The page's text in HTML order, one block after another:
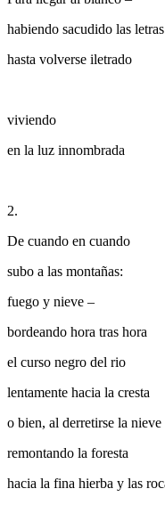
habiendo sacudido las letras
hasta volverse iletrado
viviendo
en la luz innombrada
2.
De cuando en cuando
subo a las montañas:
fuego y nieve –
bordeando hora tras hora
el curso negro del rio
lentamente hacia la cresta
o bien, al derretirse la nieve
remontando la foresta
hacia la fina hierba y las